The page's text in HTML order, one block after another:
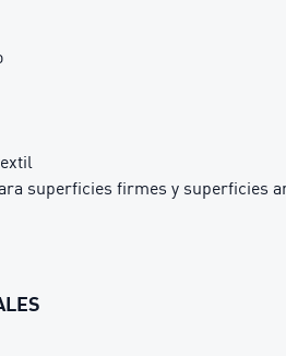
superficies firmes y superficies